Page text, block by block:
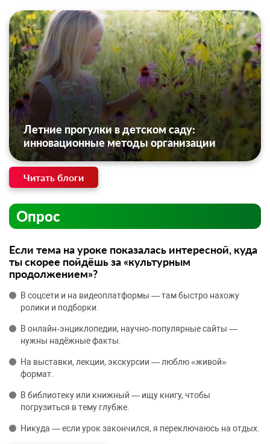
Летние прогулки в детском саду:
инновационные методы организации
Читать блоги
Опрос
Если тема на уроке показалась интересной, куда
ты скорее пойдёшь за «культурным
продолжением»?
В соцсети и на видеоплатформы — там быстро нахожу
ролики и подборки.
В онлайн‑энциклопедии, научно‑популярные сайты —
нужны надёжные факты.
На выставки, лекции, экскурсии — люблю «живой»
формат.
В библиотеку или книжный — ищу книгу, чтобы
погрузиться в тему глубже.
Никуда — если урок закончился, я переключаюсь на отдых.